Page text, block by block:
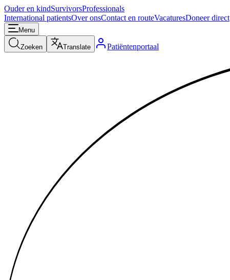
Ouder en kindSurvivorsProfessionals
International patientsOver onsContact en routeVacaturesDoneer direct
Menu
Zoeken Translate Patiëntenportaal